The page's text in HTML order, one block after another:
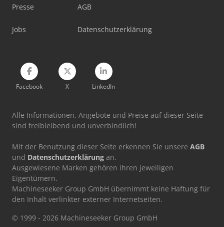
Komatsu Wa380-7
Komatsu Wa70-6
Presse
Jobs
AGB
Datenschutzerklärung
Facebook X LinkedIn
Alle Informationen, Angebote und Preise auf dieser Seite
sind freibleibend und unverbindlich!
Mit der Benutzung dieser Seite erkennen Sie unsere AGB
und Datenschutzerklärung an.
Ausgewiesene Marken gehören ihren jeweiligen
Eigentümern.
Machineseeker Group GmbH übernimmt keine Haftung für
den Inhalt verlinkter externer Internetseiten.
© 1999 - 2026 Machineseeker Group GmbH